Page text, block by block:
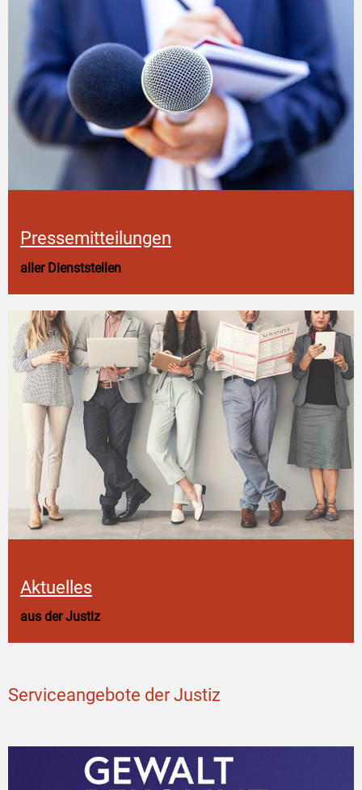
Pressemitteilungen
aller Dienststellen
Aktuelles
aus der Justiz
Serviceangebote der Justiz